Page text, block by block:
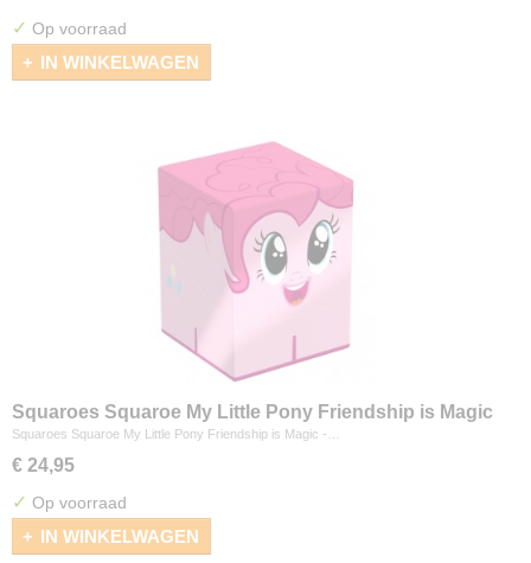
✓ Op voorraad
IN WINKELWAGEN
Squaroes Squaroe My Little Pony Friendship is Magic
- Pinkamena Pie
Squaroes Squaroe My Little Pony Friendship is Magic -…
€ 24,95
✓ Op voorraad
IN WINKELWAGEN